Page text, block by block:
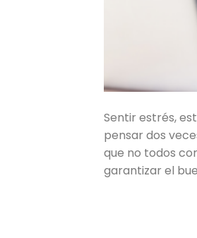
Sentir estrés,
pensar dos
que no todos
garantizar el